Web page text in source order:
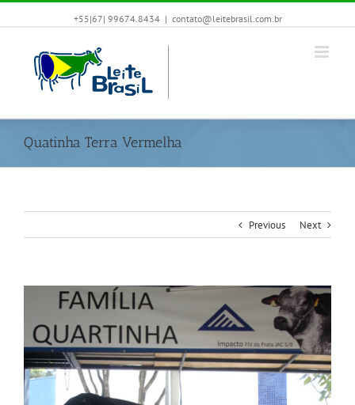
+55|67| 99674.8434 | contato@leitebrasil.com.br
Quatinha Terra Vermelha
Previous Next
Image